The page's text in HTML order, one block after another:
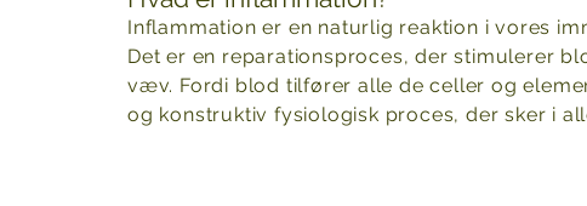
Inflammation er en naturlig reaktion i vores
Det er en reparationsproces, der stimulerer
væv. Fordi blod tilfører alle de celler og
og konstruktiv fysiologisk proces, der sker i